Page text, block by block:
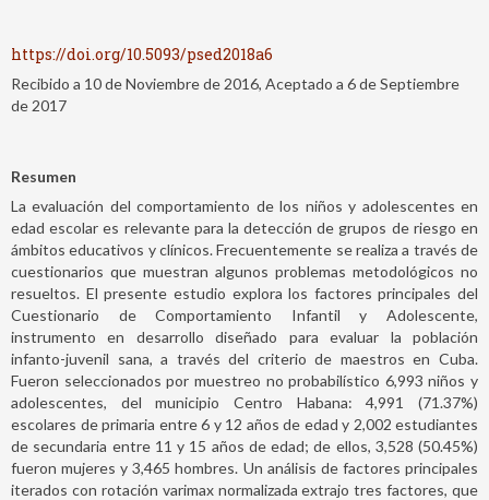
https://doi.org/10.5093/psed2018a6
Recibido a 10 de Noviembre de 2016, Aceptado a 6 de Septiembre
de 2017
Resumen
La evaluación del comportamiento de los niños y adolescentes en
edad escolar es relevante para la detección de grupos de riesgo en
ámbitos educativos y clínicos. Frecuentemente se realiza a través de
cuestionarios que muestran algunos problemas metodológicos no
resueltos. El presente estudio explora los factores principales del
Cuestionario de Comportamiento Infantil y Adolescente,
instrumento en desarrollo diseñado para evaluar la población
infanto-juvenil sana, a través del criterio de maestros en Cuba.
Fueron seleccionados por muestreo no probabilístico 6,993 niños y
adolescentes, del municipio Centro Habana: 4,991 (71.37%)
escolares de primaria entre 6 y 12 años de edad y 2,002 estudiantes
de secundaria entre 11 y 15 años de edad; de ellos, 3,528 (50.45%)
fueron mujeres y 3,465 hombres. Un análisis de factores principales
iterados con rotación varimax normalizada extrajo tres factores, que